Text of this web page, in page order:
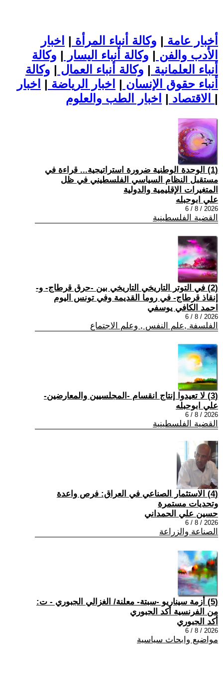
أخبار عامة | وكالة أنباء المرأة | اخبار
الأدب والفن | وكالة أنباء اليسار | وكالة
أنباء العلمانية | وكالة أنباء العمال | وكالة
أنباء حقوق الإنسان | اخبار الرياضة | اخبار
الاقتصاد | |
(1) الوحدة الوطنية ضرورة استراتيجية... قراءة في
مستقبل النظام السياسي الفلسطيني في ظل
المتغيرات الإقليمية والدولية
علي ابوحبله
2026 / 8 / 6
القضية الفلسطينية
(2) في التوتر التاريخي التاريخي بين -حرق قرطاج- و-
إنقاذ قرطاج- في روما القديمة وفي تونس اليوم
احمد الكافي يوسفي
2026 / 8 / 6
الفلسفة ,علم النفس , وعلم الاجتماع
(3) لا تعيدوا إنتاج انقسام -المجلسيين والمعارضين-
علي ابوحبله
2026 / 8 / 6
القضية الفلسطينية
(4) الاستثمار الصناعي في العراق: فرص واعدة
وتحديات مستمرة
حسين علي الحمداني
2026 / 8 / 6
الصناعة والزراعة
(5) أزمة سيناريو -سبتة- معلنة/ الغزالي الجبوري - ت:
من الفرنسية أكد الجبوري
أكد الجبوري
2026 / 8 / 6
مواضيع وابحاث سياسية